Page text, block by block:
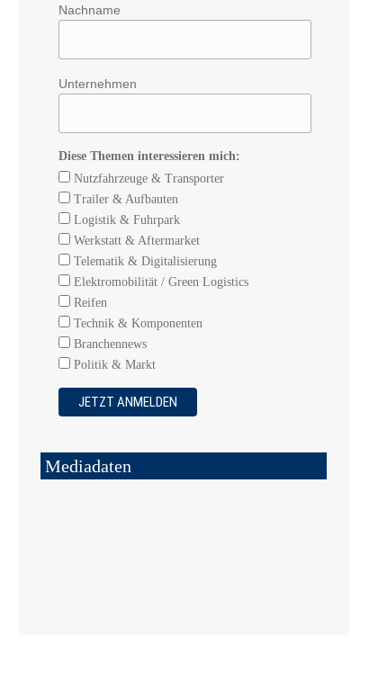
Nachname
Unternehmen
Diese Themen interessieren mich:
Nutzfahrzeuge & Transporter
Trailer & Aufbauten
Logistik & Fuhrpark
Werkstatt & Aftermarket
Telematik & Digitalisierung
Elektromobilität / Green Logistics
Reifen
Technik & Komponenten
Branchennews
Politik & Markt
Mediadaten